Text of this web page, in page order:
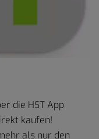
die HST App
kaufen!
als nur den